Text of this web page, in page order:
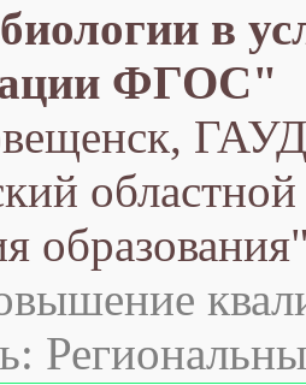
в
ФГОС"
областной